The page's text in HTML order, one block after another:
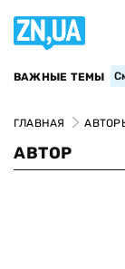
ВАЖНЫЕ ТЕМЫ
ГЛАВНАЯ
АВТОР